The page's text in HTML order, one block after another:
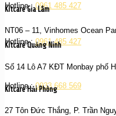
Hotline :0961 485 427
Kitcare Gia Lâm
NT06 – 11, Vinhomes Ocean
Hotline :0961 485 427
Kitcare Quảng Ninh
Số 14 Lô A7 KĐT Monbay phố
Hotline :0933 668 569
Kitcare Hải Phòng
27 Tôn Đức Thắng, P. Trần